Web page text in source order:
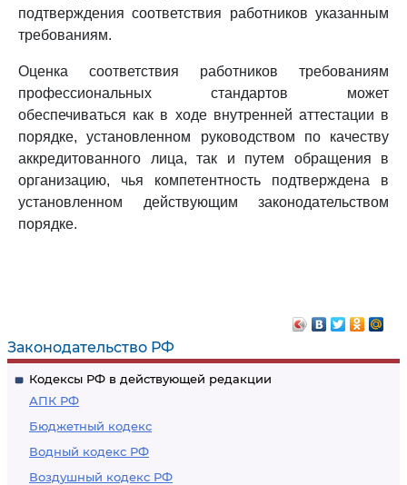
Законодательство РФ
Кодексы РФ в действующей редакции
АПК РФ
Бюджетный кодекс
Водный кодекс РФ
Воздушный кодекс РФ
подтверждения соответствия работников указанным
требованиям.
Оценка соответствия работников требованиям
профессиональных стандартов может
обеспечиваться как в ходе внутренней аттестации в
порядке, установленном руководством по качеству
аккредитованного лица, так и путем обращения в
организацию, чья компетентность подтверждена в
установленном действующим законодательством
порядке.